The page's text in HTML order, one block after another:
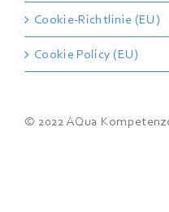
Cookie-Richtlinie (EU)
Cookie Policy (EU)
© 2022 AQua